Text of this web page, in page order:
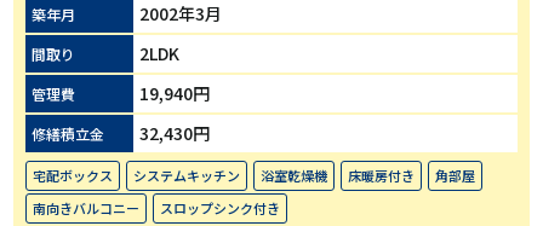
築年月 2002年3月
間取り 2LDK
管理費 19,940円
修繕積立金 32,430円
宅配ボックス システムキッチン 浴室乾燥機 床暖房付き
角部屋
南向きバルコニー
スロップシンク付き